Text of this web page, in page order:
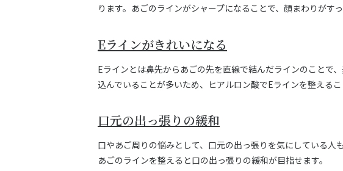
ります。あごのラインがシャープになることで、顔まわりがす
Eラインがきれいになる
Eラインとは鼻先からあごの先を直線で結んだラインのことで
込んでいることが多いため、ヒアルロン酸でEラインを整える
口元の出っ張りの緩和
口やあご周りの悩みとして、口元の出っ張りを気にしている人
あごのラインを整えると口の出っ張りの緩和が目指せます。